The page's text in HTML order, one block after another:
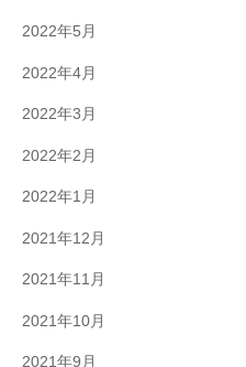
2022年5月
2022年4月
2022年3月
2022年2月
2022年1月
2021年12月
2021年11月
2021年10月
2021年9月